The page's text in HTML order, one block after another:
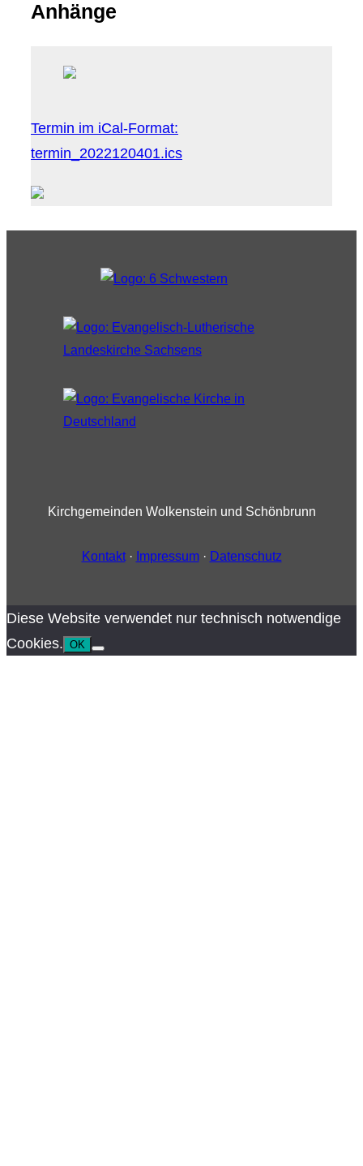
Anhänge
Termin im iCal-Format:
termin_2022120401.ics
Kirchgemeinden Wolkenstein und Schönbrunn
Kontakt· Impressum· Datenschutz
Diese Website verwendet nur technisch notwendige
Cookies. OK